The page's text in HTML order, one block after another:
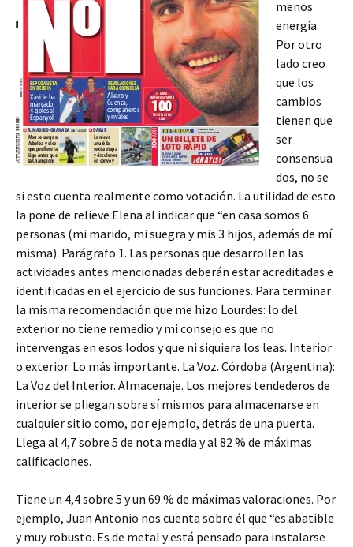
menos
energía.
Por otro
lado creo
que los
cambios
tienen que
ser
consensua
dos, no se
si esto cuenta realmente como votación. La utilidad de esto
la pone de relieve Elena al indicar que “en casa somos 6
personas (mi marido, mi suegra y mis 3 hijos, además de mí
misma). Parágrafo 1. Las personas que desarrollen las
actividades antes mencionadas deberán estar acreditadas e
identificadas en el ejercicio de sus funciones. Para terminar
la misma recomendación que me hizo Lourdes: lo del
exterior no tiene remedio y mi consejo es que no
intervengas en esos lodos y que ni siquiera los leas. Interior
o exterior. Lo más importante. La Voz. Córdoba (Argentina):
La Voz del Interior. Almacenaje. Los mejores tendederos de
interior se pliegan sobre sí mismos para almacenarse en
cualquier sitio como, por ejemplo, detrás de una puerta.
Llega al 4,7 sobre 5 de nota media y al 82 % de máximas
calificaciones.
Tiene un 4,4 sobre 5 y un 69 % de máximas valoraciones. Por
ejemplo, Juan Antonio nos cuenta sobre él que “es abatible
y muy robusto. Es de metal y está pensado para instalarse